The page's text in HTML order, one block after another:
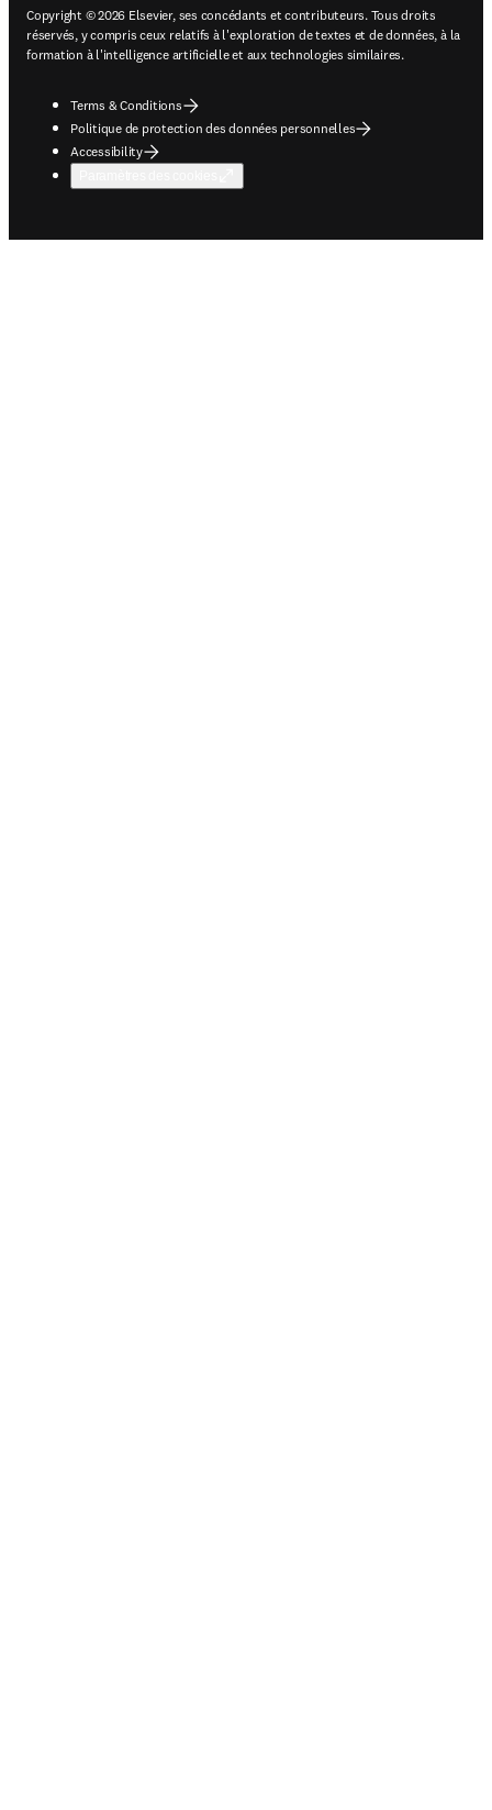
Copyright © 2026 Elsevier, ses concédants et contributeurs. Tous droits
réservés, y compris ceux relatifs à l'exploration de textes et de données, à la
formation à l'intelligence artificielle et aux technologies similaires.
Terms & Conditions
Politique de protection des données personnelles
Accessibility